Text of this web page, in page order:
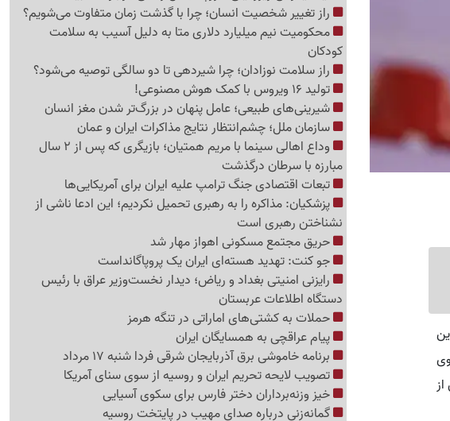
از
راز تغییر شخصیت انسان؛ چرا با گذشت زمان متفاوت می‌شویم؟
محکومیت نیم میلیارد دلاری متا به دلیل آسیب به سلامت
کودکان
راز سلامت نوزادان؛ چرا شیردهی تا دو سالگی توصیه می‌شود؟
تولید 16 ویروس با کمک هوش مصنوعی!
شیرینی‌های طبیعی؛ عامل پنهان در بزرگ‌تر شدن مغز انسان
سازمان ملل؛ چشم‌انتظار نتایج مذاکرات ایران و عمان
وداع اهالی سینما با مریم همتیان؛ بازیگری که پس از 2 سال
مبارزه با سرطان درگذشت
تبعات اقتصادی جنگ ترامپ علیه ایران برای آمریکایی‌ها
پزشکیان: مذاکره را به رهبری تحمیل نکردیم؛ این ادعا ناشی از
نشناختن رهبری است
حریق مجتمع مسکونی اهواز مهار شد
جو کنت: تهدید هسته‌ای ایران یک پروپاگانداست
رایزنی امنیتی بغداد و ریاض؛ دیدار نخست‌وزیر عراق با رئیس
دستگاه اطلاعات عربستان
حملات به کشتی‌های اماراتی در تنگه هرمز
پیام عراقچی به همسایگان ایران
برنامه خاموشی برق آذربایجان شرقی فردا شنبه 17 مرداد
تصویب لایحه تحریم ایران و روسیه از سوی سنای آمریکا
خیز وزنه‌برداران دختر فارس برای سکوی آسیایی
گمانه‌زنی درباره صدای مهیب در پایتخت روسیه